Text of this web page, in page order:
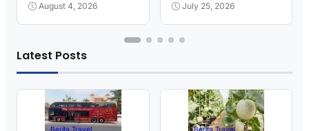
August 4, 2026 July 25, 2026
Latest Posts
Berita Travel Berita Travel